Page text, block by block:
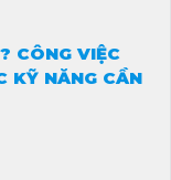
CÔNG VIỆC
KỸ NĂNG CẦN